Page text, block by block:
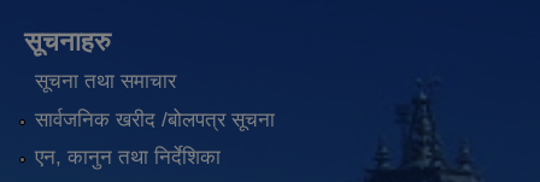
सूचनाहरु
सूचना तथा समाचार
सार्वजनिक खरीद /बोलपत्र सूचना
एन, कानुन तथा निर्देशिका